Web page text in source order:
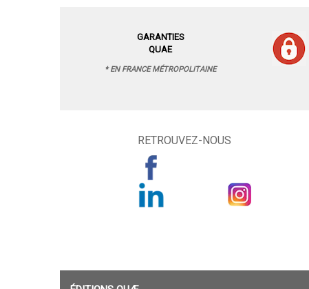
GARANTIES
QUAE
* EN FRANCE MÉTROPOLITAINE
RETROUVEZ-NOUS